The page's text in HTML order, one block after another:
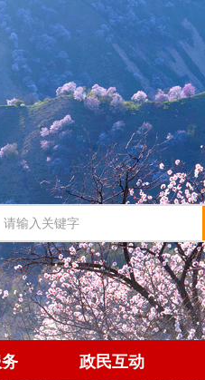
政民互动